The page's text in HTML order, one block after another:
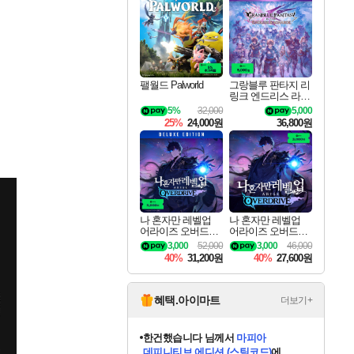
최대 90% 할인가를 만나보세요!
네이버혜택과 함께 만나보세요!
50%할인&추가 적립까지!
네이버 포인트 혜택까지!
네이버 혜택가와 함께 예약하세요!
할인&네이버혜택으로 만나보세요!
네이버페이 혜택과 만나보세요!
40주년 프로모션으로 만나보세요!
할인가에 만나보세요!
일부 에디션 상시 할인!
혜택으로 예약 판매 중
편안하게 충전하세요
팰월드 Palworld
32,000
5%
25% 24,000원
그랑블루 판타지 리
링크 엔드리스 라그
나로크 업그레이드
킷 Granblue Fantasy
Relink Endless Ragn
arok Upgrade Kit DL
C
5,000
36,800원
나 혼자만 레벨업
어라이즈 오버드라
이브 디럭스 에디션
Solo Leveling Arise
Overdrive Deluxe Edi
tion
52,000
3,000
40% 31,200원
나 혼자만 레벨업
어라이즈 오버드라
이브 Solo Leveling A
rise
46,000
3,000
40% 27,600원
혜택.아이마트 더보기+
한건했습니다님께서 마피아
데피니티브 에디션 (스팀코드)에